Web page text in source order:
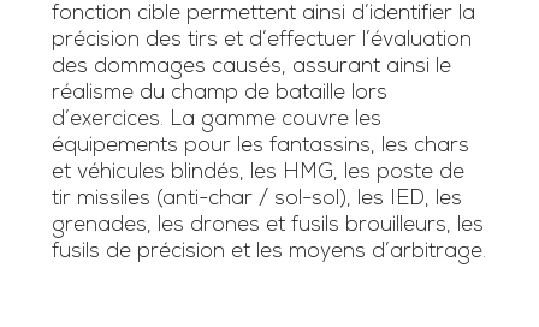
fonction cible permettent ainsi d’identifier la
précision des tirs et d’effectuer l’évaluation
des dommages causés, assurant ainsi le
réalisme du champ de bataille lors
d’exercices. La gamme couvre les
équipements pour les fantassins, les chars
et véhicules blindés, les HMG, les poste de
tir missiles (anti-char / sol-sol), les IED, les
grenades, les drones et fusils brouilleurs, les
fusils de précision et les moyens d’arbitrage.